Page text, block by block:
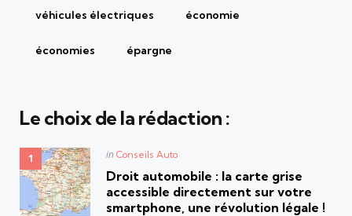
véhicules électriques économie
économies épargne
Le choix de la rédaction :
Posted
in Conseils Auto
Droit automobile : la carte grise
accessible directement sur votre
smartphone, une révolution légale !